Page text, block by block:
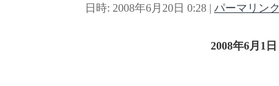
日時: 2008年6月20日 0:28 | パーマリンク
2008年6月1日